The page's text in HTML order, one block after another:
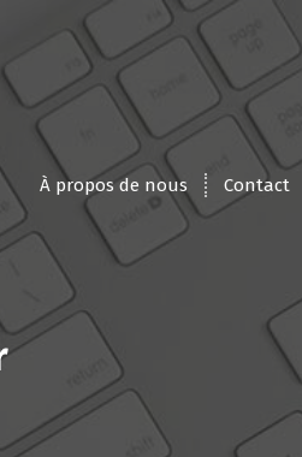
À propos de nous Contact